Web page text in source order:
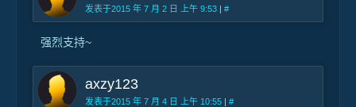
发表于2015 年 7 月 2 日 上午 9:53 | #
强烈支持~
axzy123
发表于2015 年 7 月 4 日 上午 10:55 | #